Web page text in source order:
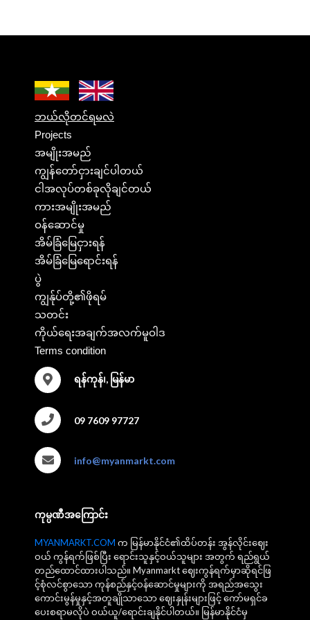
ဘယ်လိုတင်ရမလဲ
Projects
အမျိုးအမည်
ကျွန်တော်ငှားချင်ပါတယ်
ငါအလုပ်တစ်ခုလိုချင်တယ်
ကားအမျိုးအမည်
ဝန်ဆောင်မှု
အိမ်ခြံမြေငှားရန်
အိမ်ခြံမြေရောင်းရန်
ပွဲ
ကျွန်ုပ်တို့၏ဖိုရမ်
သတင်း
ကိုယ်ရေးအချက်အလက်မူဝါဒ
Terms condition
ရန်ကုန်၊, မြန်မာ
09 7609 97727
info@myanmarkt.com
ကုမ္ပဏီအကြောင်း
MYANMARKT.COM က မြန်မာနိုင်ငံ၏ထိပ်တန်း အွန်လိုင်းဈေး
ဝယ် ကွန်ရက်ဖြစ်ပြီး ရောင်းသူနှင့်ဝယ်သူများ အတွက် ရည်ရွယ်
တည်ထောင်ထားပါသည်။ Myanmarkt ဈေးကွန်ရက်မှာဆိုရင်ဖြ
င့်စုံလင်စွာသော ကုန်စည်နှင့်ဝန်ဆောင်မှုများကို အရည်အသွေး
ကောင်းမွန်မှုနှင့်အတူချိုသာသော ဈေးနှုန်းများဖြင့် ကော်မရှင်ခ
ပေးစရာမလိုပဲ ဝယ်ယူ/ရောင်းချနိုင်ပါတယ်။ မြန်မာနိုင်ငံမှ